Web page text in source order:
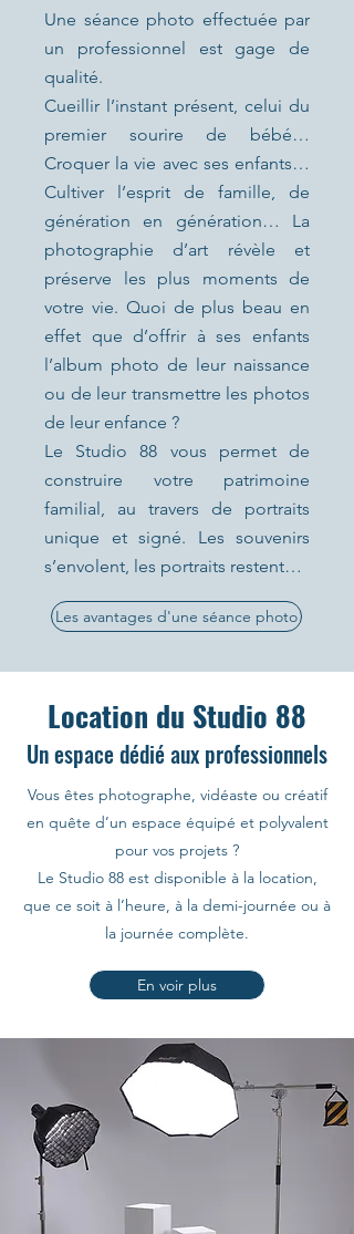
Une séance photo effectuée par
un professionnel est gage de
qualité.
Cueillir l’instant présent, celui du
premier sourire de bébé…
Croquer la vie avec ses enfants…
Cultiver l’esprit de famille, de
génération en génération… La
photographie d’art révèle et
préserve les plus moments de
votre vie. Quoi de plus beau en
effet que d’offrir à ses enfants
l’album photo de leur naissance
ou de leur transmettre les photos
de leur enfance ?
Le Studio 88 vous permet de
construire votre patrimoine
familial, au travers de portraits
unique et signé. Les souvenirs
s’envolent, les portraits restent…
Les avantages d'une séance photo
Location du Studio 88
Un espace dédié aux professionnels
Vous êtes photographe, vidéaste ou créatif
en quête d’un espace équipé et polyvalent
pour vos projets ?
Le Studio 88 est disponible à la location,
que ce soit à l’heure, à la demi-journée ou à
la journée complète.
En voir plus